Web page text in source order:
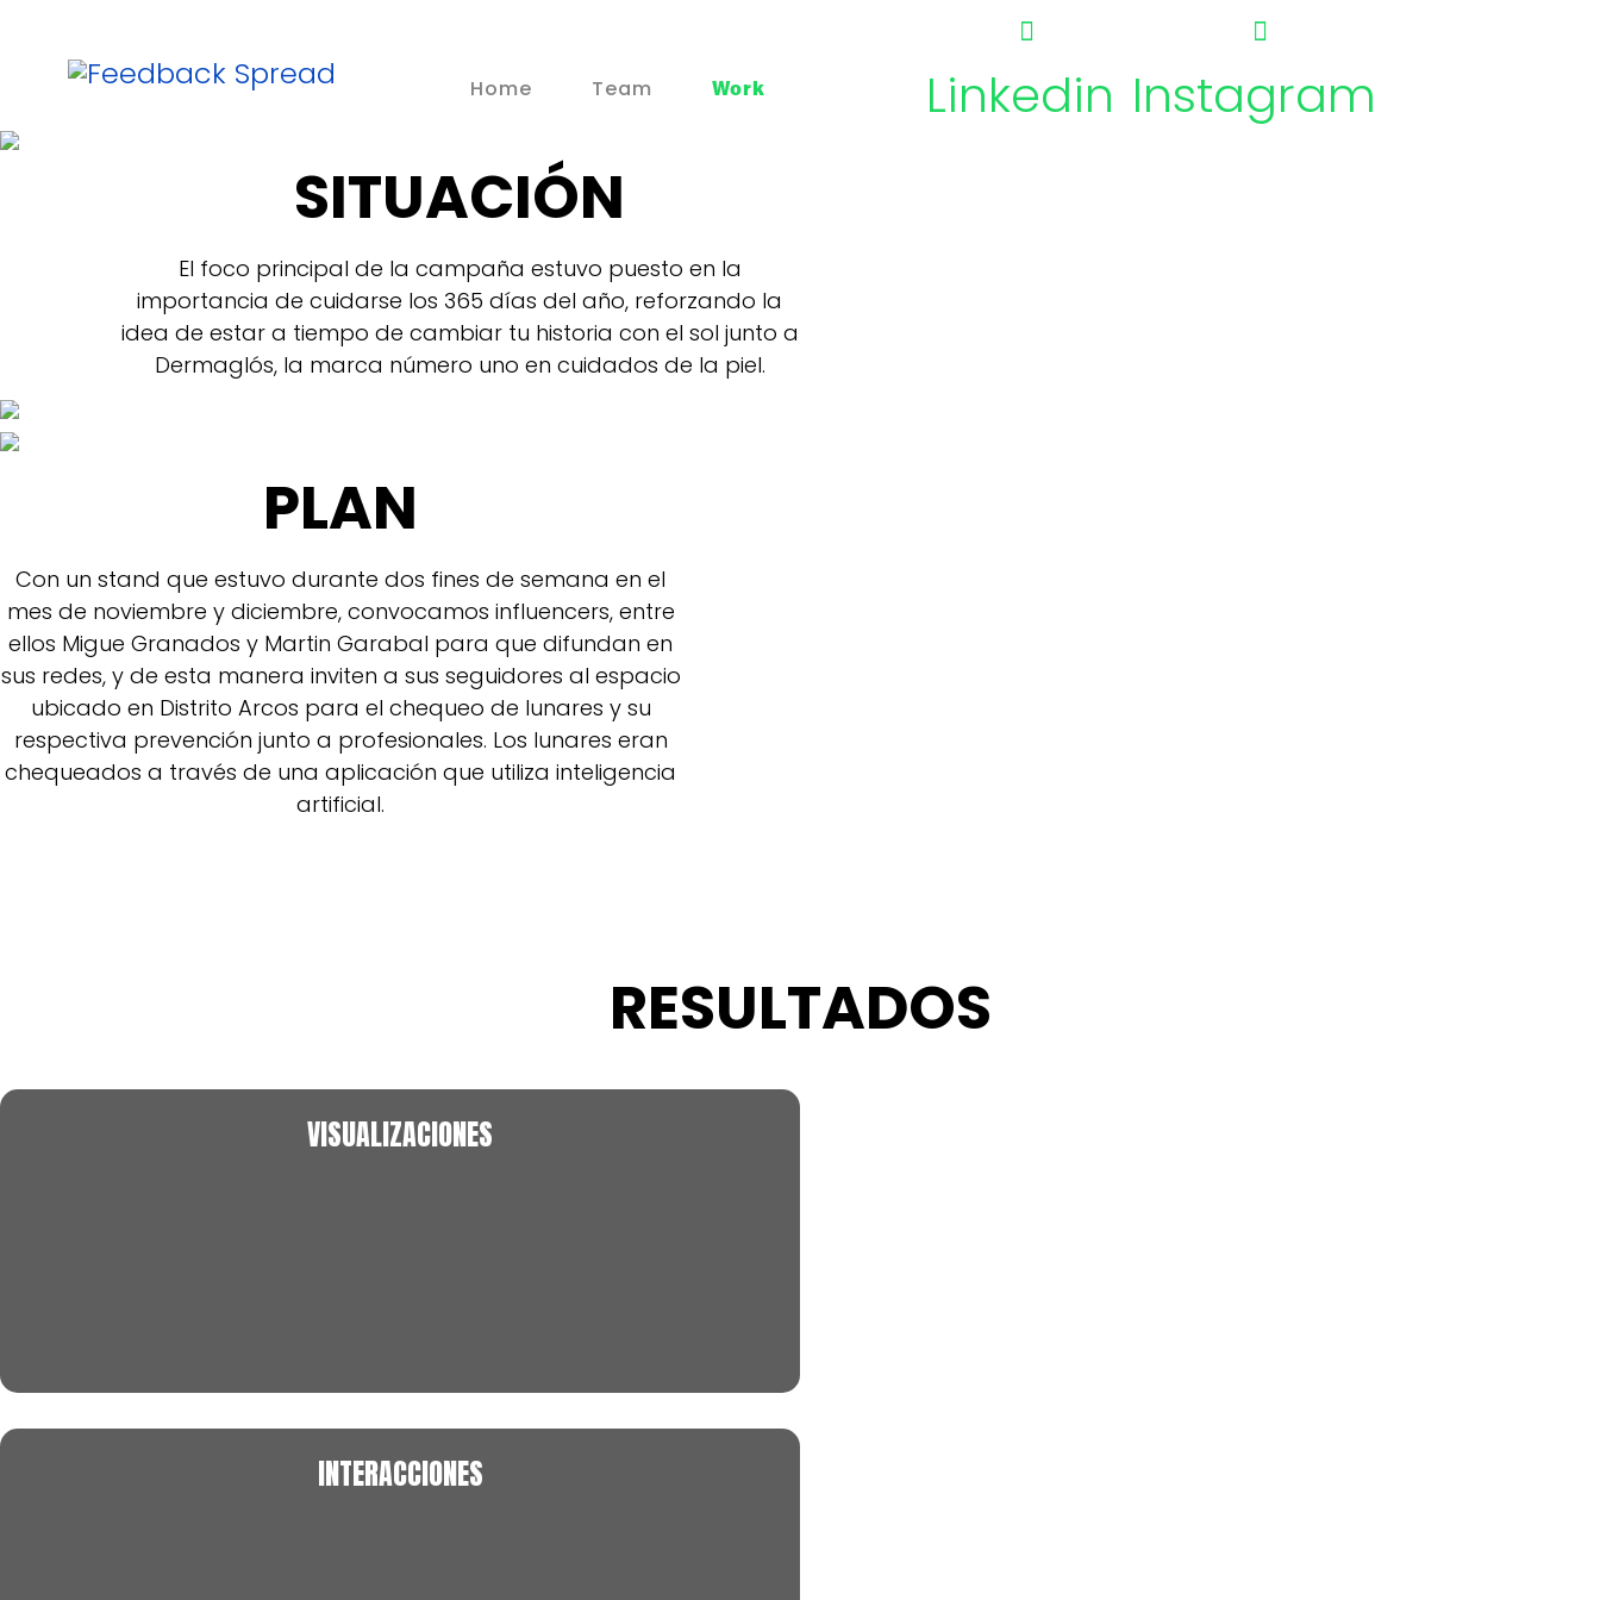
Home Team Work Linkedin Instagram
SITUACIÓN
El foco principal de la campaña estuvo puesto en la
importancia de cuidarse los 365 días del año, reforzando la
idea de estar a tiempo de cambiar tu historia con el sol junto a
Dermaglós, la marca número uno en cuidados de la piel.
PLAN
Con un stand que estuvo durante dos fines de semana en el
mes de noviembre y diciembre, convocamos influencers, entre
ellos Migue Granados y Martin Garabal para que difundan en
sus redes, y de esta manera inviten a sus seguidores al espacio
ubicado en Distrito Arcos para el chequeo de lunares y su
respectiva prevención junto a profesionales. Los lunares eran
chequeados a través de una aplicación que utiliza inteligencia
artificial.
RESULTADOS
VISUALIZACIONES
INTERACCIONES